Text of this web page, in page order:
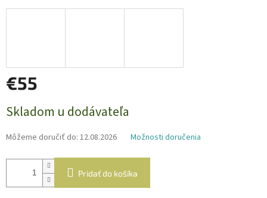
€55
cena:
Skladom u dodávateľa
Môžeme doručiť do: 12.08.2026 Možnosti doručenia
Pridať do košíka